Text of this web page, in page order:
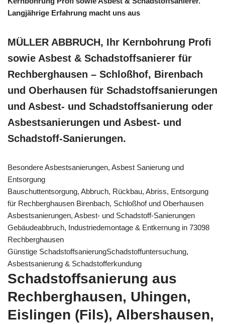
Langjährige Erfahrung macht uns aus
MÜLLER ABBRUCH, Ihr Kernbohrung Profi
sowie Asbest & Schadstoffsanierer für
Rechberghausen – Schloßhof, Birenbach
und Oberhausen für Schadstoffsanierungen
und Asbest- und Schadstoffsanierung oder
Asbestsanierungen und Asbest- und
Schadstoff-Sanierungen.
Besondere Asbestsanierungen, Asbest Sanierung und
Entsorgung
Bauschuttentsorgung, Abbruch, Rückbau, Abriss, Entsorgung
für Rechberghausen Birenbach, Schloßhof und Oberhausen
Asbestsanierungen, Asbest- und Schadstoff-Sanierungen
Gebäudeabbruch, Industriedemontage & Entkernung in 73098
Rechberghausen
Günstige SchadstoffsanierungSchadstoffuntersuchung,
Asbestsanierung & Schadstofferkundung
Schadstoffsanierung aus
Rechberghausen, Uhingen,
Eislingen (Fils), Albershausen,